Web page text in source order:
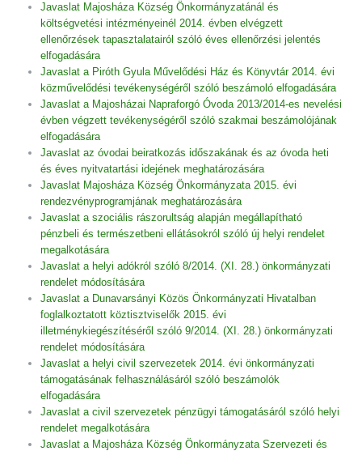
Javaslat Majosháza Község Önkormányzatánál és
költségvetési intézményeinél 2014. évben elvégzett
ellenőrzések tapasztalatairól szóló éves ellenőrzési jelentés
elfogadására
Javaslat a Piróth Gyula Művelődési Ház és Könyvtár 2014. évi
közművelődési tevékenységéről szóló beszámoló elfogadására
Javaslat a Majosházai Napraforgó Óvoda 2013/2014-es nevelési
évben végzett tevékenységéről szóló szakmai beszámolójának
elfogadására
Javaslat az óvodai beiratkozás időszakának és az óvoda heti
és éves nyitvatartási idejének meghatározására
Javaslat Majosháza Község Önkormányzata 2015. évi
rendezvényprogramjának meghatározására
Javaslat a szociális rászorultság alapján megállapítható
pénzbeli és természetbeni ellátásokról szóló új helyi rendelet
megalkotására
Javaslat a helyi adókról szóló 8/2014. (XI. 28.) önkormányzati
rendelet módosítására
Javaslat a Dunavarsányi Közös Önkormányzati Hivatalban
foglalkoztatott köztisztviselők 2015. évi
illetménykiegészítéséről szóló 9/2014. (XI. 28.) önkormányzati
rendelet módosítására
Javaslat a helyi civil szervezetek 2014. évi önkormányzati
támogatásának felhasználásáról szóló beszámolók
elfogadására
Javaslat a civil szervezetek pénzügyi támogatásáról szóló helyi
rendelet megalkotására
Javaslat a Majosháza Község Önkormányzata Szervezeti és